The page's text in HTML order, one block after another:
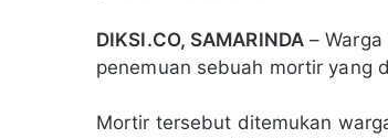
DIKSI.CO, SAMARINDA– Warga
penemuan sebuah mortir yang
Mortir tersebut ditemukan